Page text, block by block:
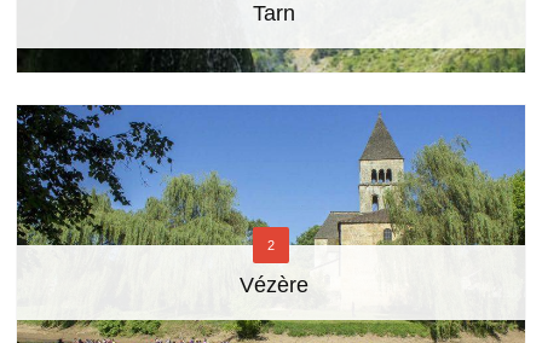
Tarn
Vézère
2